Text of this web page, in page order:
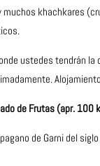
muchos khachkares
ustedes tendrán
de Frutas (apr.
de Garni del